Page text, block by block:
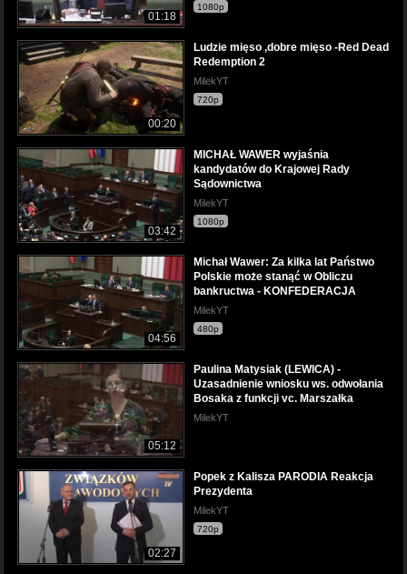
01:18
1080p
00:20
Ludzie mięso ,dobre mięso -Red Dead
Redemption 2
MilekYT
720p
03:42
MICHAŁ WAWER wyjaśnia
kandydatów do Krajowej Rady
Sądownictwa
MilekYT
1080p
04:56
Michał Wawer: Za kilka lat Państwo
Polskie może stanąć w Obliczu
bankructwa - KONFEDERACJA
MilekYT
480p
05:12
Paulina Matysiak (LEWICA) -
Uzasadnienie wniosku ws. odwołania
Bosaka z funkcji vc. Marszałka
MilekYT
02:27
Popek z Kalisza PARODIA Reakcja
Prezydenta
MilekYT
720p